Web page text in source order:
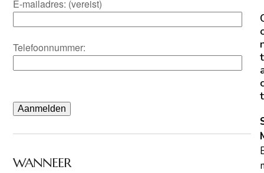
E-mailadres: (vereist)
Telefoonnummer:
WANNEER
t
t